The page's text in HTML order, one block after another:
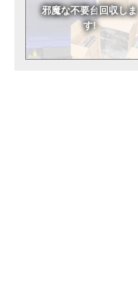
邪魔な不要台回収しま
す!